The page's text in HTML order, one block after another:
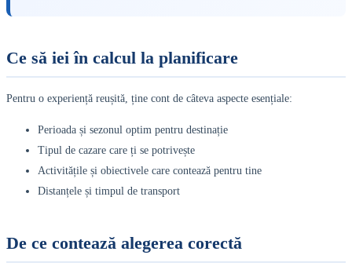
Ce să iei în calcul la planificare
Pentru o experiență reușită, ține cont de câteva aspecte esențiale:
Perioada și sezonul optim pentru destinație
Tipul de cazare care ți se potrivește
Activitățile și obiectivele care contează pentru tine
Distanțele și timpul de transport
De ce contează alegerea corectă